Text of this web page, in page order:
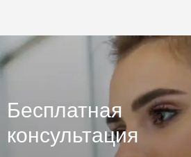
Бесплатная
консультация